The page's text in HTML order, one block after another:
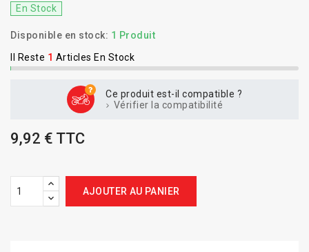
En Stock
Disponible en stock: 1 Produit
Il Reste 1 Articles En Stock
Ce produit est-il compatible ?
Vérifier la compatibilité
9,92 € TTC
AJOUTER AU PANIER